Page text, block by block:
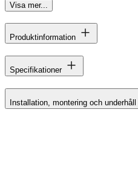
Visa mer...
Produktinformation
Specifikationer
Installation, montering och underhåll